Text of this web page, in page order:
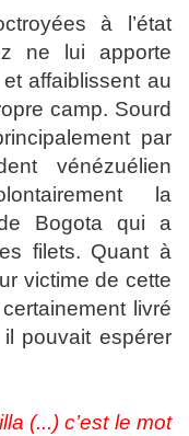
à l’état
ne lui apporte
et affaiblissent au
camp. Sourd
par
vénézuélien
la
Bogota qui a
filets. Quant à
victime de cette
livré
pouvait espérer
(...) c’est le mot